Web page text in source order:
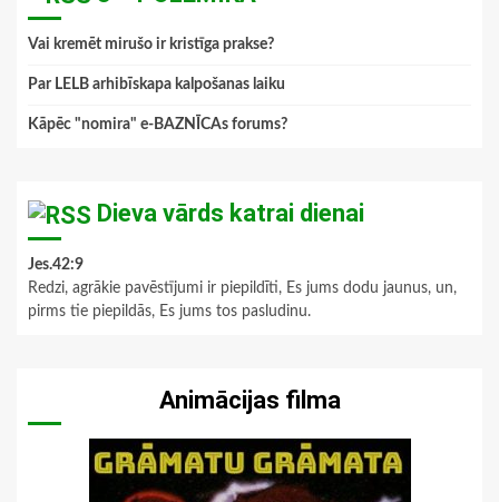
Vai kremēt mirušo ir kristīga prakse?
Par LELB arhibīskapa kalpošanas laiku
Kāpēc "nomira" e-BAZNĪCAs forums?
Dieva vārds katrai dienai
Jes.42:9
Redzi, agrākie pavēstījumi ir piepildīti, Es jums dodu jaunus, un,
pirms tie piepildās, Es jums tos pasludinu.
Animācijas filma